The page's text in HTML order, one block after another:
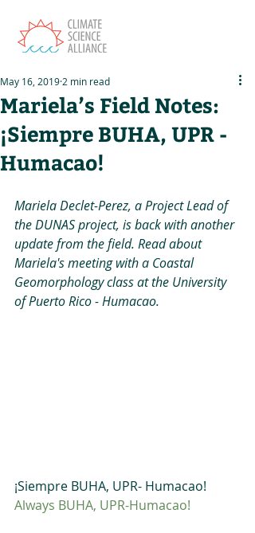
Mariela’s Field Notes:
¡Siempre BUHA, UPR -
Humacao!
May 16, 2019 2 min read
Mariela Declet-Perez, a Project Lead of
the DUNAS project, is back with another
update from the field. Read about
Mariela's meeting with a Coastal
Geomorphology class at the University
of Puerto Rico - Humacao.
¡Siempre BUHA, UPR- Humacao!
Always BUHA, UPR-Humacao!